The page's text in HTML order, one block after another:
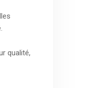
qualité,